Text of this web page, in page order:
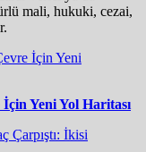
mali, hukuki, cezai,
Yeni Yol Haritası